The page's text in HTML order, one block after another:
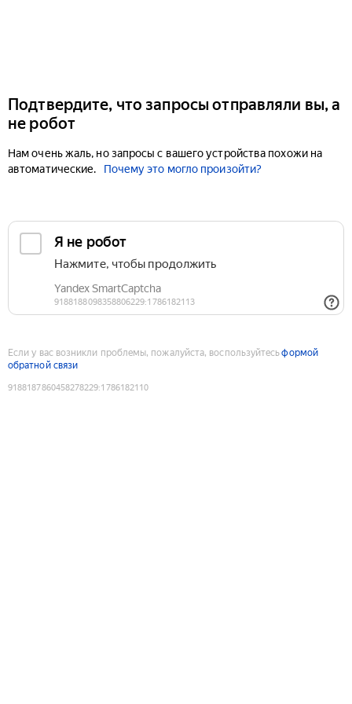
Подтвердите, что запросы отправляли вы, а
не робот
Нам очень жаль, но запросы с вашего устройства похожи на
автоматические.
Почему это могло произойти?
Если у вас возникли проблемы, пожалуйста, воспользуйтесьформой
обратной связи
9188187860458278229:1786182110